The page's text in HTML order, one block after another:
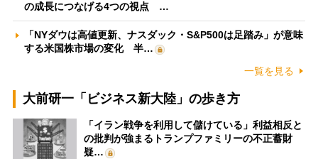
の成長につなげる4つの視点 …
「NYダウは高値更新、ナスダック・S&P500は足踏み」が意味
する米国株市場の変化 半…
一覧を見る
大前研一「ビジネス新大陸」の歩き方
「イラン戦争を利用して儲けている」利益相反と
の批判が強まるトランプファミリーの不正蓄財
疑…